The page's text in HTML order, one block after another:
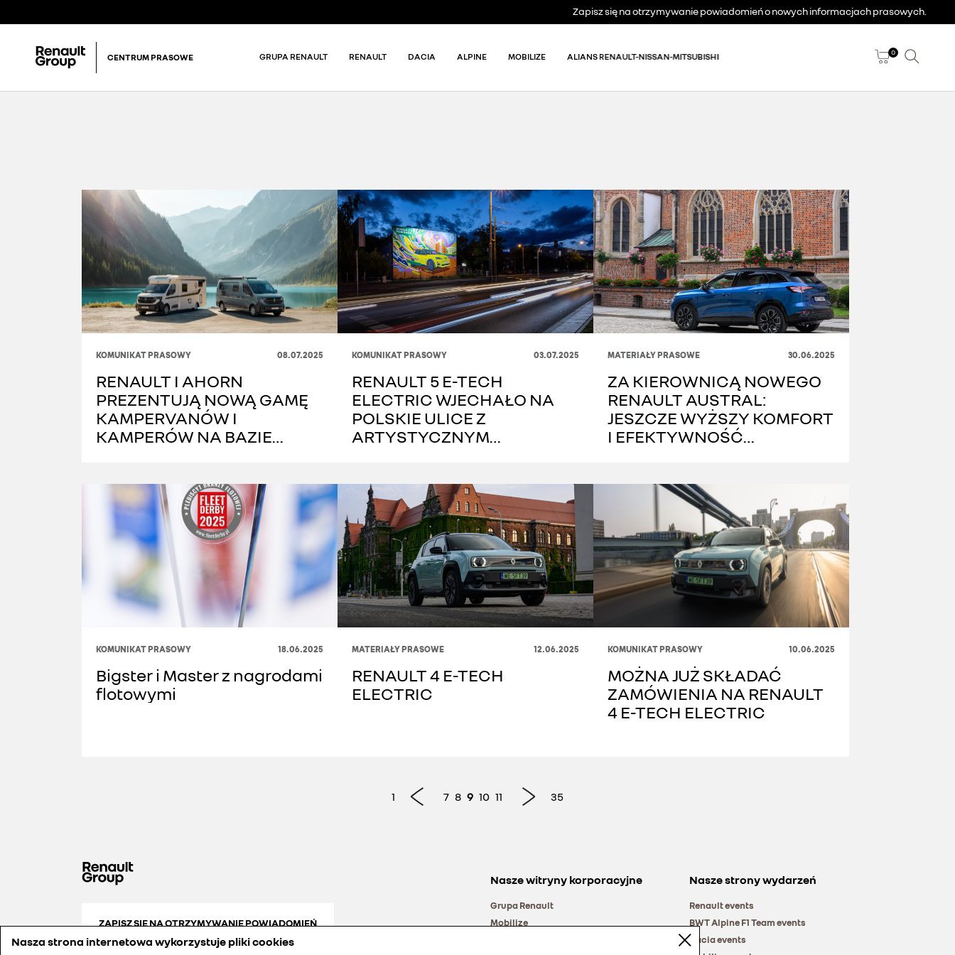
Zapisz się na otrzymywanie powiadomień o nowych informacjach prasowych.
CENTRUM PRASOWE GRUPA RENAULT RENAULT DACIA ALPINE MOBILIZE ALIANS RENAULT-NISSAN-MITSUBISHI 0
KOMUNIKAT PRASOWY 08.07.2025
RENAULT I AHORN
PREZENTUJĄ NOWĄ GAMĘ
KAMPERVANÓW I
KAMPERÓW NA BAZIE
KOMUNIKAT PRASOWY 03.07.2025
RENAULT 5 E-TECH
ELECTRIC WJECHAŁO NA
POLSKIE ULICE Z
ARTYSTYCZNYM
MATERIAŁY PRASOWE 30.06.2025
ZA KIEROWNICĄ NOWEGO
RENAULT AUSTRAL:
JESZCZE WYŻSZY KOMFORT
I EFEKTYWNOŚĆ
KOMUNIKAT PRASOWY 18.06.2025
Bigster i Master z nagrodami
flotowymi
MATERIAŁY PRASOWE 12.06.2025
RENAULT 4 E-TECH
ELECTRIC
KOMUNIKAT PRASOWY 10.06.2025
MOŻNA JUŻ SKŁADAĆ
ZAMÓWIENIA NA RENAULT
4 E-TECH ELECTRIC
1 7 8 9 10 11 35
ZAPISZ SIĘ NA OTRZYMYWANIE POWIADOMIEŃ
Nasze witryny korporacyjne
Grupa Renault
Mobilize
Nasze strony wydarzeń
Renault events
BWT Alpine F1 Team events
Dacia events
Nasza strona internetowa wykorzystuje pliki cookies